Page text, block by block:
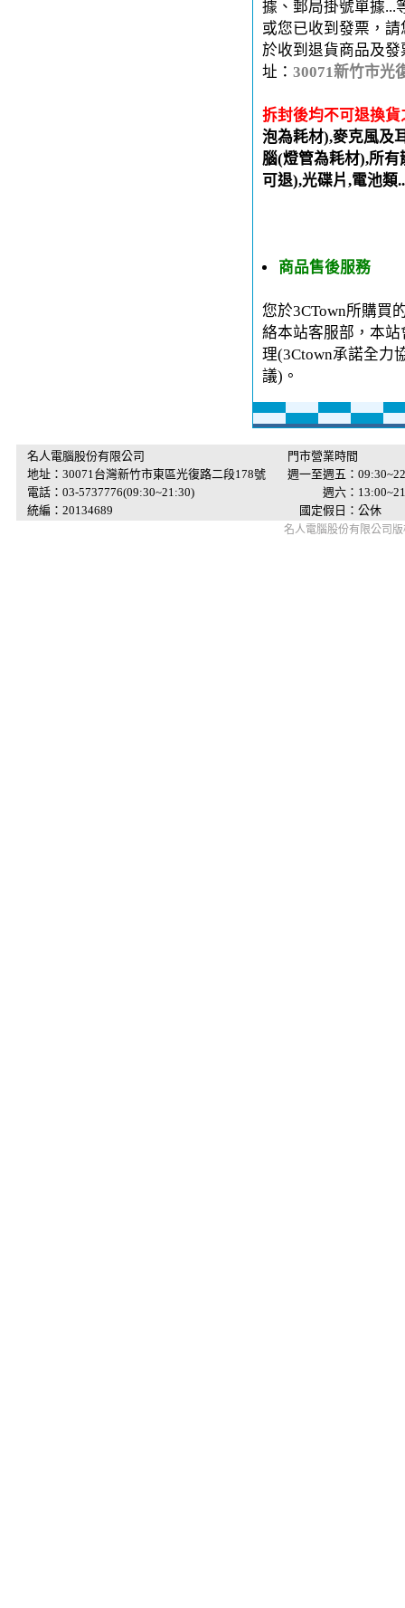
據、郵局掛號單據...
或您已收到發票，
於收到退貨商品及
址： 30071新竹市光
拆封後均不可退換
泡為耗材),麥克風及
腦(燈管為耗材),所
可退),光碟片,電池類
商品售後服務
您於3CTown所購買
絡本站客服部，本
理(3Ctown承諾全力
議)。
名人電腦股份有限公司
地址：30071台灣新竹市東區光復路二段178號
電話：03-5737776(09:30~21:30)
統編：20134689
門市營業時間
週一至週五：
週六：
國定假日：公休
名人電腦股份有限公司版